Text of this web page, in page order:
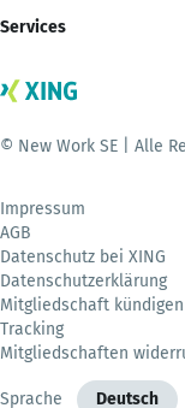
Services
© New Work SE | Alle
Impressum
AGB
Datenschutz bei XING
Datenschutzerklärung
Mitgliedschaft kündigen
Tracking
Mitgliedschaften
Sprache Deutsch